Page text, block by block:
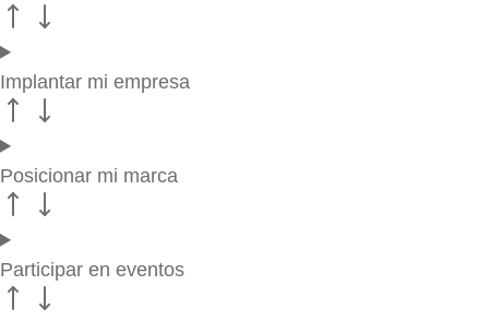
Implantar mi empresa
Posicionar mi marca
Participar en eventos